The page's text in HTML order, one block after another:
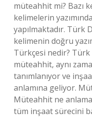
müteahhit mi? Bazı
kelimelerin
yapılmaktadır. Türk
kelimenin doğru
Türkçesi nedir?
müteahhit, aynı
tanımlanıyor ve
anlamına geliyor.
Müteahhit ne
tüm inşaat sürecini